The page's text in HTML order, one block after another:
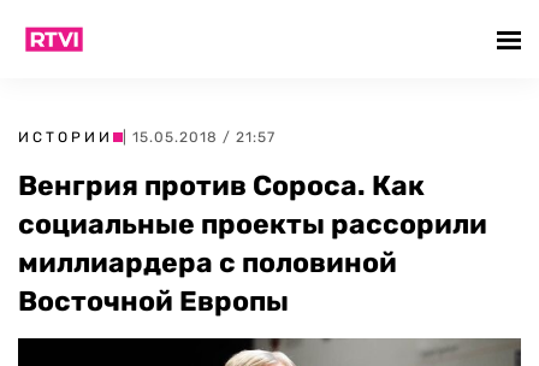
ИСТОРИИ | 15.05.2018 / 21:57
Венгрия против Сороса. Как
социальные проекты рассорили
миллиардера с половиной
Восточной Европы